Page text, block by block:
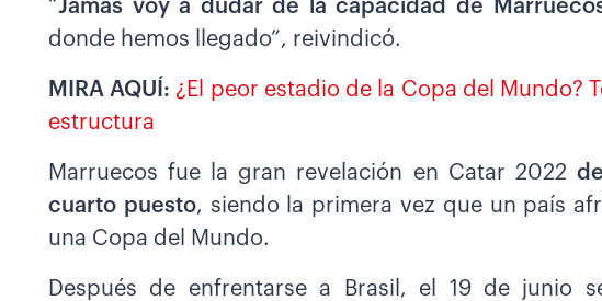
“Jamás voy a dudar de la capacidad de Marrueco
donde hemos llegado”, reivindicó.
MIRA AQUÍ: ¿El peor estadio de la Copa del Mundo?
estructura
Marruecos fue la gran revelación en Catar 2022
cuarto puesto, siendo la primera vez que un país
una Copa del Mundo.
Después de enfrentarse a Brasil, el 19 de junio